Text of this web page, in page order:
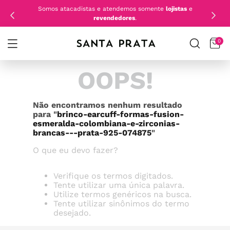
Somos atacadistas e atendemos somente lojistase
revendedores.
0
OOPS!
Não encontramos nenhum resultado
para "brinco-earcuff-formas-fusion-
esmeralda-colombiana-e-zirconias-
brancas---prata-925-074875"
O que eu devo fazer?
Verifique os termos digitados.
Tente utilizar uma única palavra.
Utilize termos genéricos na busca.
Tente utilizar sinônimos do termo
desejado.